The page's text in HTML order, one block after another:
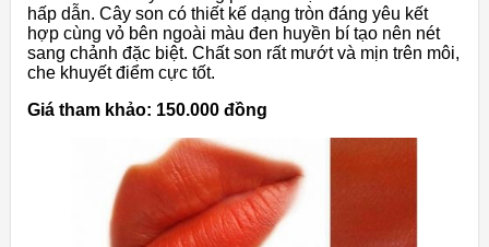
hấp dẫn. Cây son có thiết kế dạng tròn đáng yêu kết
hợp cùng vỏ bên ngoài màu đen huyền bí tạo nên nét
sang chảnh đặc biệt. Chất son rất mướt và mịn trên môi,
che khuyết điểm cực tốt.
Giá tham khảo: 150.000 đồng